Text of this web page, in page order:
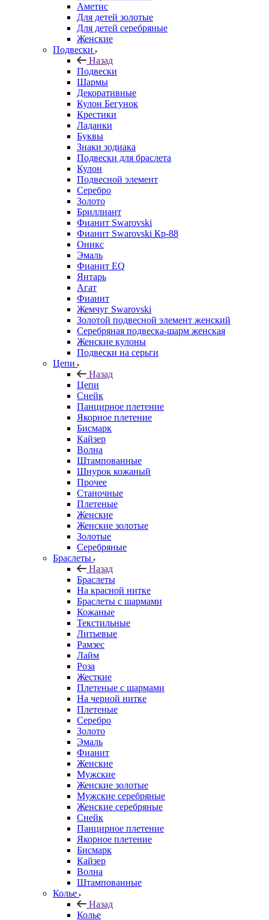
Аметис
Для детей золотые
Для детей серебряные
Женские
Подвески
Назад
Подвески
Шармы
Декоративные
Кулон Бегунок
Крестики
Ладанки
Буквы
Знаки зодиака
Подвески для браслета
Кулон
Подвесной элемент
Серебро
Золото
Бриллиант
Фианит Swarovski
Фианит Swarovski Кр-88
Оникс
Эмаль
Фианит EQ
Янтарь
Агат
Фианит
Жемчуг Swarovski
Золотой подвесной элемент женcкий
Серебряная подвеска-шарм женская
Женские кулоны
Подвески на серьги
Цепи
Назад
Цепи
Снейк
Панцирное плетение
Якорное плетение
Бисмарк
Кайзер
Волна
Штампованные
Шнурок кожаный
Прочее
Станочные
Плетеные
Женские
Женские золотые
Золотые
Серебряные
Браслеты
Назад
Браслеты
На красной нитке
Браслеты с шармами
Кожаные
Текстильные
Литьевые
Рамзес
Лайм
Роза
Жесткие
Плетеные с шармами
На черной нитке
Плетеные
Серебро
Золото
Эмаль
Фианит
Женские
Мужские
Женские золотые
Мужские серебряные
Женские серебряные
Снейк
Панцирное плетение
Якорное плетение
Бисмарк
Кайзер
Волна
Штампованные
Колье
Назад
Колье